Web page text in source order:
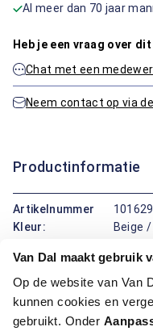
Van Dal maakt gebruik
Op de website van Van
kunnen cookies en
gebruikt. Onder
Al meer dan 70 jaar
Heb je een vraag over
Chat met een
Neem contact op via
Productinformatie
Artikelnummer
Kleur:
Beige
Pasvorm:
Casual
Motief:
Uni
Deze polo van Casa